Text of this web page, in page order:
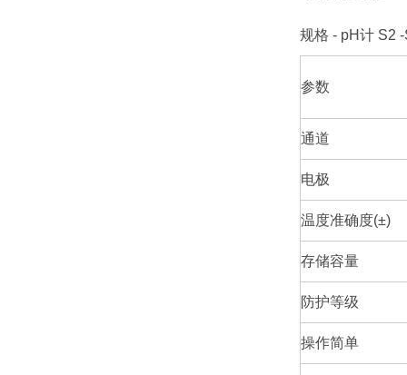
规格 - pH计 S2
参数
通道
电极
温度准确度(±)
存储容量
防护等级
操作简单